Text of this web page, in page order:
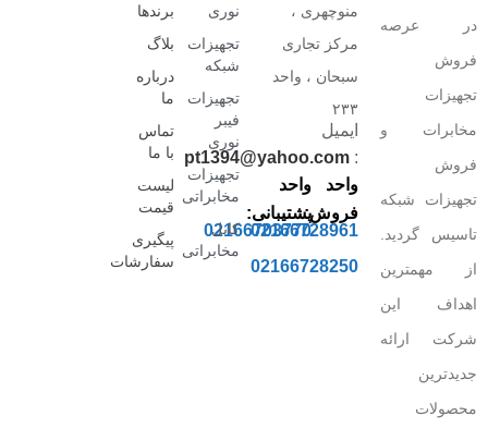
در عرصه
فروش
تجهیزات
مخابرات و
فروش
تجهیزات شبکه
تاسیس گردید.
از مهمترین
اهداف این
شرکت ارائه
جدیدترین
محصولات
منوچهری ،
مرکز تجاری
سبحان ، واحد
۲۳۳
ایمیل
:
pt1394@yahoo.com
واحد
فروش:
02166728961
02166728250
واحد
پشتیبانی:
02166703770
نوری
تجهیزات
شبکه
تجهیزات
فیبر
نوری
تجهیزات
مخابراتی
کابل
مخابراتی
برندها
بلاگ
درباره
ما
تماس
با ما
لیست
قیمت
پیگیری
سفارشات